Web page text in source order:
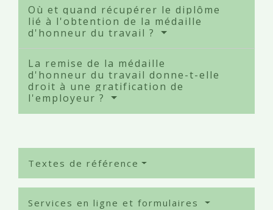
Où et quand récupérer le diplôme
lié à l'obtention de la médaille
d'honneur du travail ?
La remise de la médaille
d'honneur du travail donne-t-elle
droit à une gratification de
l'employeur ?
Textes de référence
Services en ligne et formulaires